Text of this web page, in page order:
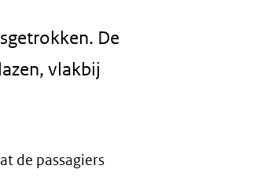
De
vlakbij
de passagiers